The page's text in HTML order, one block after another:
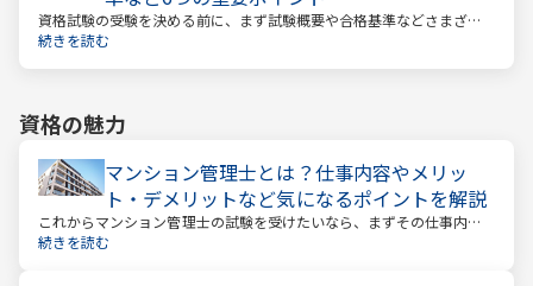
資格試験の受験を決める前に、まず試験概要や合格基準などさまざま
なことを把握しておくことが大切です。試験までの日数を計算し、無
続きを読む
資格の魅力
マンション管理士とは？仕事内容やメリッ
ト・デメリットなど気になるポイントを解説
これからマンション管理士の試験を受けたいなら、まずその仕事内容
を確かめましょう。この仕事では、マンション管理組合の総合的なサ
続きを読む